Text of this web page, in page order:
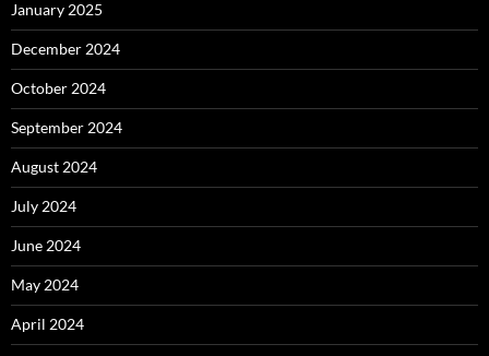
January 2025
December 2024
October 2024
September 2024
August 2024
July 2024
June 2024
May 2024
April 2024